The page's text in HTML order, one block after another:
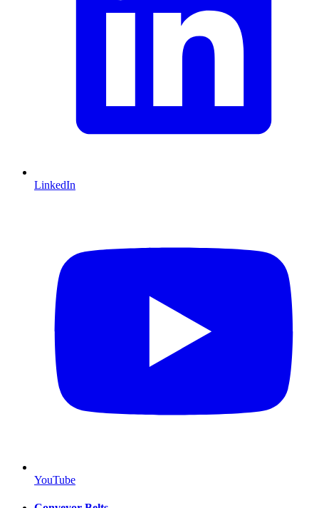
LinkedIn
YouTube